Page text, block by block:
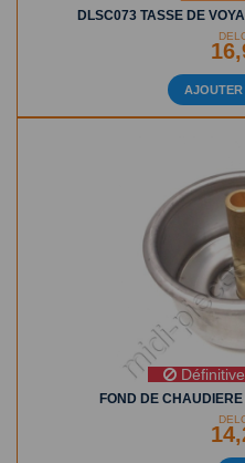
DLSC073 TASSE DE
AJOUTER
FOND DE